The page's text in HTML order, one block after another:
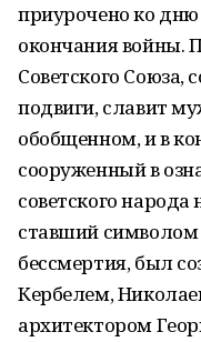
приурочено ко
окончания войны.
Советского
подвиги, славит
обобщенном, и в
сооруженный в
советского
ставший символом
бессмертия, был
Кербелем,
архитектором